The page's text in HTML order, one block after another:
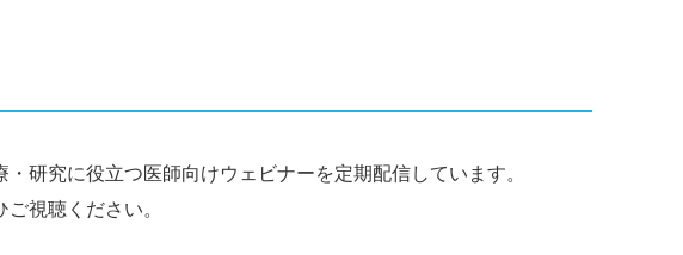
研究に役立つ医師向けウェビナーを定期配信しています。
視聴ください。